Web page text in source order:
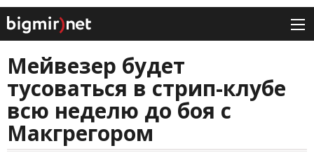
Мейвезер будет
тусоваться в стрип-клубе
всю неделю до боя с
Макгрегором